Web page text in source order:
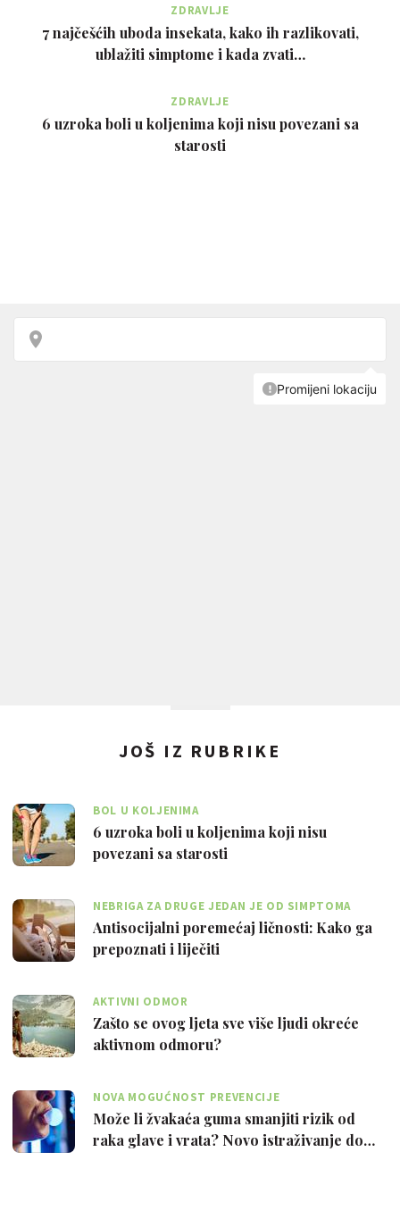
ZDRAVLJE
7 najčešćih uboda insekata, kako ih razlikovati,
ublažiti simptome i kada zvati…
ZDRAVLJE
6 uzroka boli u koljenima koji nisu povezani sa
starosti
JOŠ IZ RUBRIKE
BOL U KOLJENIMA
6 uzroka boli u koljenima koji nisu
povezani sa starosti
NEBRIGA ZA DRUGE JEDAN JE OD SIMPTOMA
Antisocijalni poremećaj ličnosti: Kako ga
prepoznati i liječiti
AKTIVNI ODMOR
Zašto se ovog ljeta sve više ljudi okreće
aktivnom odmoru?
NOVA MOGUĆNOST PREVENCIJE
Može li žvakaća guma smanjiti rizik od
raka glave i vrata? Novo istraživanje do…